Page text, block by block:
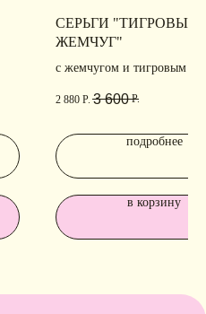
СЕРЬГИ "ТИГРОВЫЙ
ЖЕМЧУГ"
с жемчугом и тигровым
2 880 Р. 3 600 Р.
подробнее
в корзину